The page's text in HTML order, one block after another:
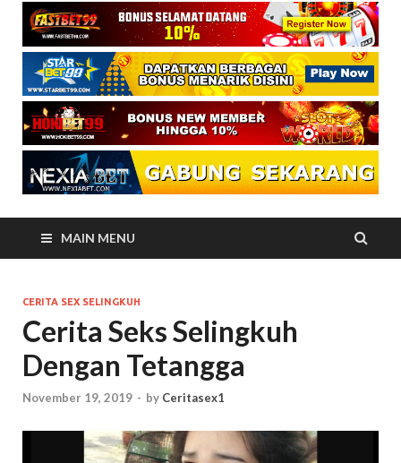
MAIN MENU
CERITA SEX SELINGKUH
Cerita Seks Selingkuh
Dengan Tetangga
November 19, 2019 - by Ceritasex1